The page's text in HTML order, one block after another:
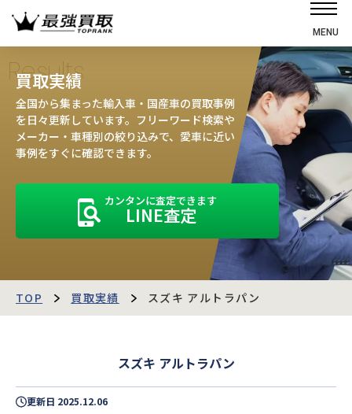
MENU
選ばれる理由
高価買取の仕組み
売却の流れ
お客様の声
運営会社
最強買取マガジン
Results
買取実績
全国から集まった輸入車・国産車の買取事例
を日々更新しています。フリーワード検索や
メーカー・車種別の絞り込みで、愛車に近い
事例をすぐに確認できます。
カンタンに査定できます
LINE査定
TOP 買取実績 スズキ アルトラパン
スズキ アルトラパン
更新日 2025.12.06